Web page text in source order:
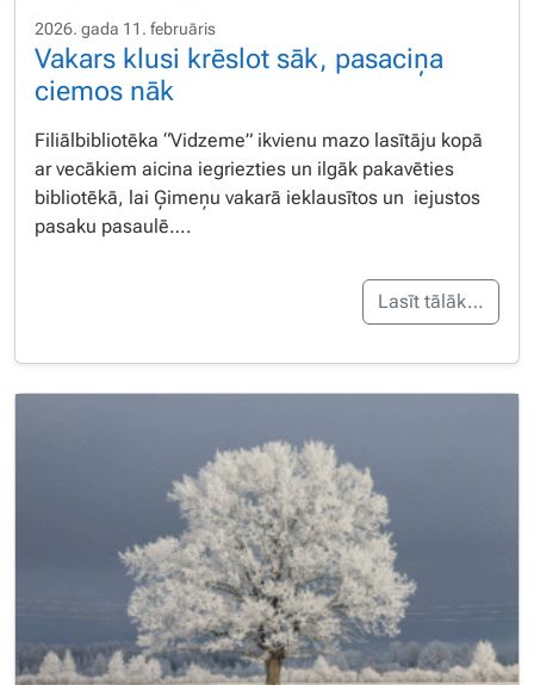
2026. gada 11. februāris
Vakars klusi krēslot sāk, pasaciņa
ciemos nāk
Filiālbibliotēka “Vidzeme” ikvienu mazo lasītāju kopā
ar vecākiem aicina iegriezties un ilgāk pakavēties
bibliotēkā, lai Ģimeņu vakarā ieklausītos un iejustos
pasaku pasaulē….
Lasīt tālāk…